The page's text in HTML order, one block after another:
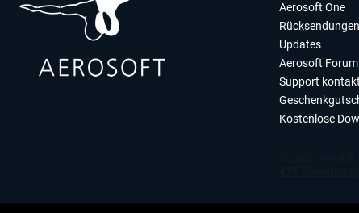
Aerosoft One
Updates
Aerosoft Forum
Support
Kostenlose